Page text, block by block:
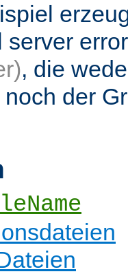
server
, die
noch der